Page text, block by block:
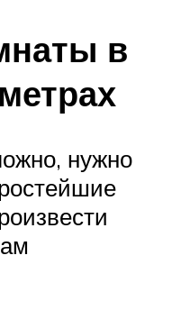
в
нужно